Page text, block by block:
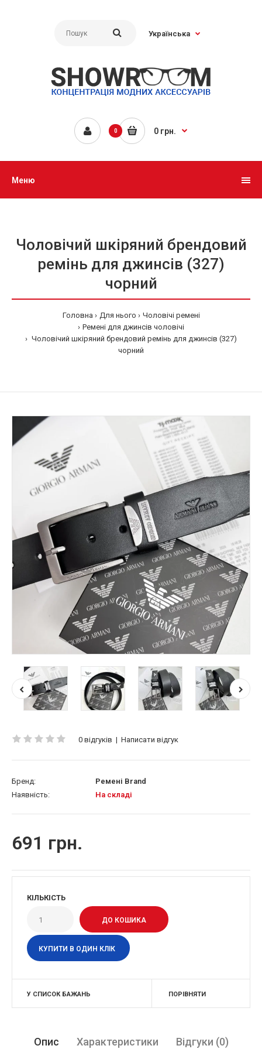
Українська
0 0 грн.
Меню
Чоловічий шкіряний брендовий
ремінь для джинсів (327)
чорний
Головна Для нього
Чоловічі ремені
Ремені для джинсів чоловічі
Чоловічий шкіряний брендовий ремінь для джинсів (327)
чорний
0 відгуків | Написати відгук
Бренд:
Ремені Brand
Наявність:
На складі
691 грн.
КІЛЬКІСТЬ
КУПИТИ В ОДИН КЛІК
У СПИСОК БАЖАНЬ ПОРІВНЯТИ
Опис Характеристики Відгуки (0)